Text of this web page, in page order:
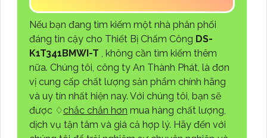
Nếu bạn đang tìm kiếm một nhà phân phối
đáng tin cậy cho Thiết Bị Chấm Công DS-
K1T341BMWI-T , không cần tìm kiếm thêm
nữa. Chúng tôi, công ty An Thành Phát, là đơn
vị cung cấp chất lượng sản phẩm chính hãng
và uy tín nhất hiện nay. Với chúng tôi, bạn sẽ
được ♢chắc chắn hơn mua hàng chất lượng,
dịch vụ tận tâm và giá cả hợp lý. Hãy đến với